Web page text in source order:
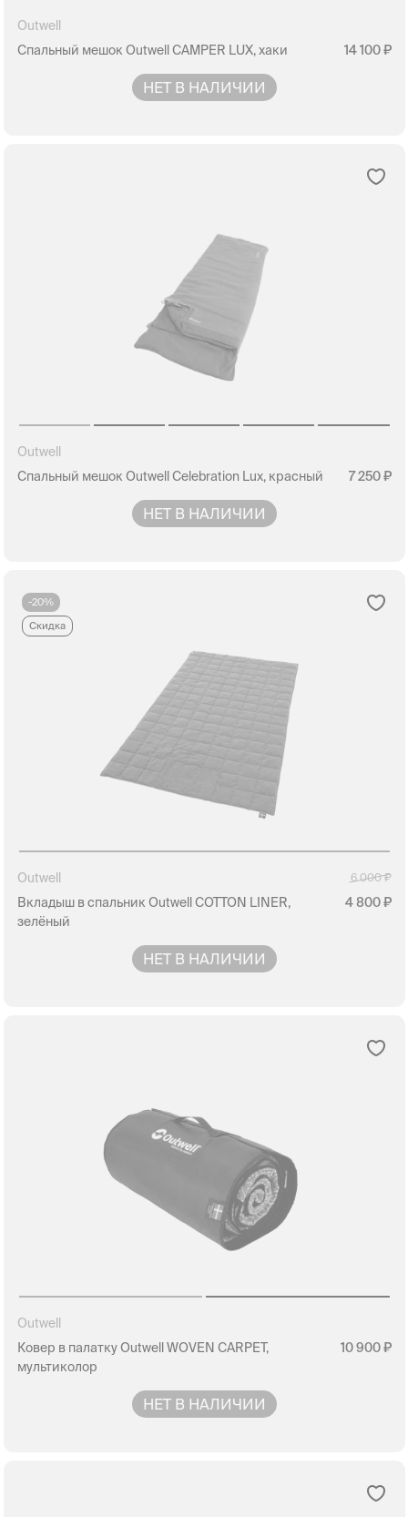
Outwell
Спальный мешок Outwell CAMPER LUX, хаки
14 100
НЕТ В НАЛИЧИИ
Outwell
Спальный мешок Outwell Celebration Lux, красный
7 250
НЕТ В НАЛИЧИИ
-20%
Скидка
Outwell 6 000
Вкладыш в спальник Outwell COTTON LINER,
зелёный
4 800
НЕТ В НАЛИЧИИ
Outwell
Ковер в палатку Outwell WOVEN CARPET,
мультиколор
10 900
НЕТ В НАЛИЧИИ